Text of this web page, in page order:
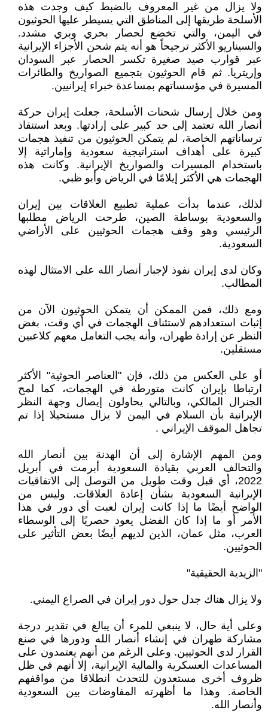
ولا يزال من غير المعروف بالضبط كيف وجدت هذه
الأسلحة طريقها إلى المناطق التي يسيطر عليها الحوثيون
في اليمن، والتي تخضع لحصار بحري وبري مشدد.
والسيناريو الأكثر ترجيحاً هو أنه يتم شحن الأجزاء الإيرانية
عبر قوارب صيد صغيرة تكسر الحصار عبر السودان
وإريتريا. ثم قام الحوثيون بتجميع الصواريخ والطائرات
المسيرة في مؤسساتهم بمساعدة خبراء إيرانيين.
ومن خلال إرسال شحنات الأسلحة، جعلت إيران حركة
أنصار الله تعتمد إلى حد كبير على إرادتها. وبعد استنفاذ
ترساناتهم الخاصة، لم يتمكن الحوثيون من تنفيذ هجمات
كبيرة على أهداف استراتيجية سعودية وإماراتية إلا
باستخدام المسيرات والصواريخ الإيرانية. وكانت هذه
الهجمات هي الأكثر إيلامًا في الرياض وأبو ظبي.
لذلك، عندما بدأت عملية تطبيع العلاقات بين إيران
والسعودية بوساطة الصين، طرحت الرياض مطلبها
الرئيسي وهو وقف هجمات الحوثيين على الأراضي
السعودية.
وكان لدى إيران نفوذ لإجبار أنصار الله على الامتثال لهذه
المطالب.
ومع ذلك، فمن الممكن أن يتمكن الحوثيون الآن من
إثبات استعدادهم لاستئناف الهجمات في أي وقت، بغض
النظر عن إرادة طهران، وأنه يجب التعامل معهم كلاعبين
مستقلين.
أو على العكس من ذلك، فإن "العناصر الحوثية" الأكثر
ارتباطا بإيران كانت متورطة في الهجمات، كما لمح
الجنرال المالكي، وبالتالي يحاولون إيصال وجهة النظر
الإيرانية بأن السلام في اليمن لا يزال مستحيلا إذا تم
تجاهل الموقف الإيراني .
ومن المهم الإشارة إلى أن الهدنة بين أنصار الله
والتحالف العربي بقيادة السعودية أبرمت في أبريل
2022، أي قبل وقت طويل من التوصل إلى الاتفاقيات
الإيرانية السعودية بشأن إعادة العلاقات. وليس من
الواضح أيضًا ما إذا كانت إيران لعبت أي دور في هذا
الأمر أو ما إذا كان الفضل يعود حصريًا إلى الوسطاء
العرب، مثل عمان، الذين لديهم أيضًا بعض التأثير على
الحوثيين.
"الزيدية الحقيقية"
ولا يزال هناك جدل حول دور إيران في الصراع اليمني.
وعلى أية حال، لا ينبغي للمرء أن يبالغ في تقدير درجة
مشاركة طهران في إنشاء أنصار الله ودورها في صنع
القرار لدى الحوثيين. وعلى الرغم من أنهم يعتمدون على
المساعدات العسكرية والمالية الإيرانية، إلا أنهم في ظل
ظروف أخرى مستعدون للتحدث انطلاقا من مواقفهم
الخاصة. وهذا ما أظهرته المفاوضات بين السعودية
وأنصار الله.